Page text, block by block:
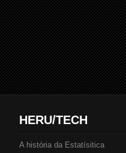
HERU/TECH
A história da Estatísitica